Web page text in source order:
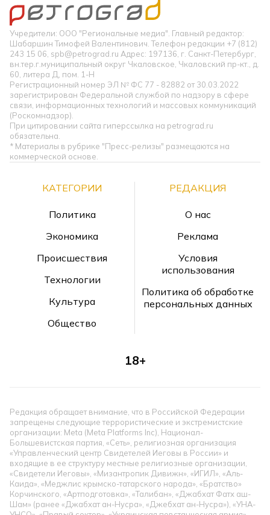
Учредители: ООО "Региональные медиа". Главный редактор:
Шабаршин Тимофей Валентинович. Телефон редакции +7 (812)
243 15 06, spb@petrograd.ru Адрес: 197136, г. Санкт-Петербург,
вн.тер.г.муниципальный округ Чкаловское, Чкаловский пр-кт., д.
60, литера Д, пом. 1-Н
Регистрационный номер ЭЛ № ФС 77 - 82882 от 30.03.2022
зарегистрирован Федеральной службой по надзору в сфере
связи, информационных технологий и массовых коммуникаций
(Роскомнадзор).
При цитировании сайта гиперссылка на petrograd.ru
обязательна.
* Материалы в рубрике "Пресс-релизы" размещаются на
коммерческой основе.
КАТЕГОРИИ
Политика
Экономика
Происшествия
Технологии
Культура
Общество
РЕДАКЦИЯ
О нас
Реклама
Условия
использования
Политика об обработке
персональных данных
18+
Редакция обращает внимание, что в Российской Федерации
запрещены следующие террористические и экстремистские
организации: Meta (Meta Platforms Inc), Национал-
Большевистская партия, «Сеть», религиозная организация
«Управленческий центр Свидетелей Иеговы в России» и
входящие в ее структуру местные религиозные организации,
«Свидетели Иеговы», «Мизантропик Дивижн», «ИГИЛ», «Аль-
Каида», «Меджлис крымско-татарского народа», «Братство»
Корчинского, «Артподготовка», «Талибан», «Джабхат Фатх аш-
Шам» (ранее «Джабхат ан-Нусра», «Джебхат ан-Нусра»), «УНА-